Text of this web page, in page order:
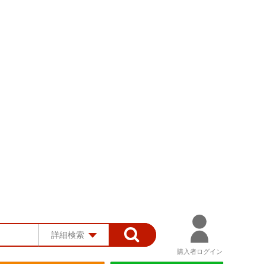
詳細検索
購入者ログイン